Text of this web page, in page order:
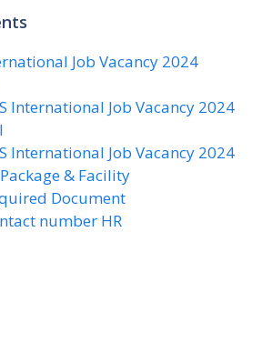
Job Vacancy 2024
International Job Vacancy 2024
International Job Vacancy 2024
& Facility
Document
number HR